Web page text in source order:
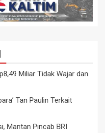
Miliar Tidak Wajar dan
Tan Paulin Terkait
Mantan Pincab BRI